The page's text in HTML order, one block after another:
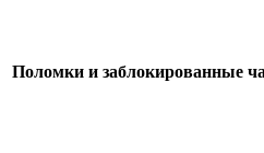
Поломки и заблокированные